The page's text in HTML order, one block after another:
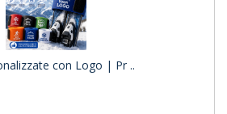
con Logo | Pr ..